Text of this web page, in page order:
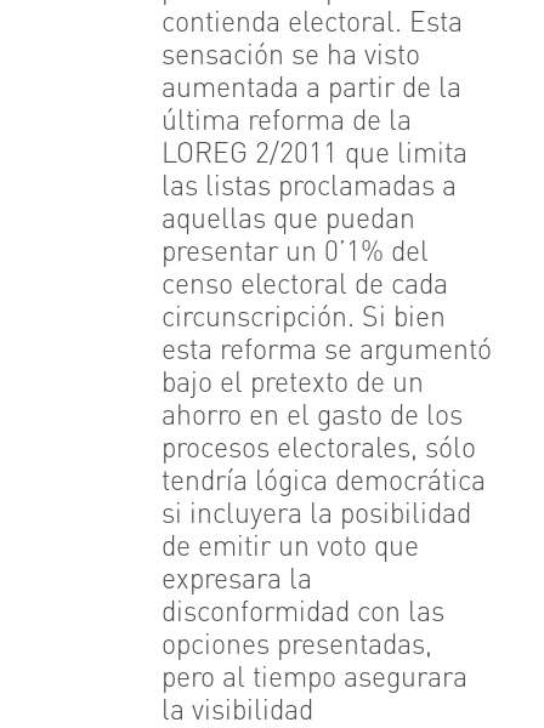
contienda electoral. Esta
sensación se ha visto
aumentada a partir de la
última reforma de la
LOREG 2/2011 que limita
las listas proclamadas a
aquellas que puedan
presentar un 0’1% del
censo electoral de cada
circunscripción. Si bien
esta reforma se argumentó
bajo el pretexto de un
ahorro en el gasto de los
procesos electorales, sólo
tendría lógica democrática
si incluyera la posibilidad
de emitir un voto que
expresara la
disconformidad con las
opciones presentadas,
pero al tiempo asegurara
la visibilidad